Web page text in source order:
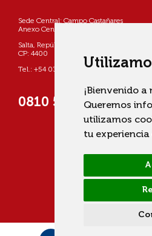
¡Bienvenido
Queremos
utilizamos
tu experiencia
Sede Central: Campo Castañares
Anexo Centro: Pellegrini 790
Salta, República Argentina
CP: 4400
Tel.: +54 0387 4268800
0810 555 822725